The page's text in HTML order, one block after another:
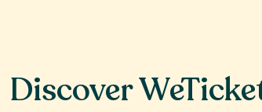
Discover